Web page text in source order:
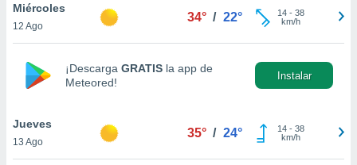
cookies
aceptar
de
Miércoles
12 Ago
34° / 22° 14- 38
km/h
¡Descarga GRATIS la app de
Meteored!
Instalar
Jueves
13 Ago
35° / 24° 14- 38
km/h